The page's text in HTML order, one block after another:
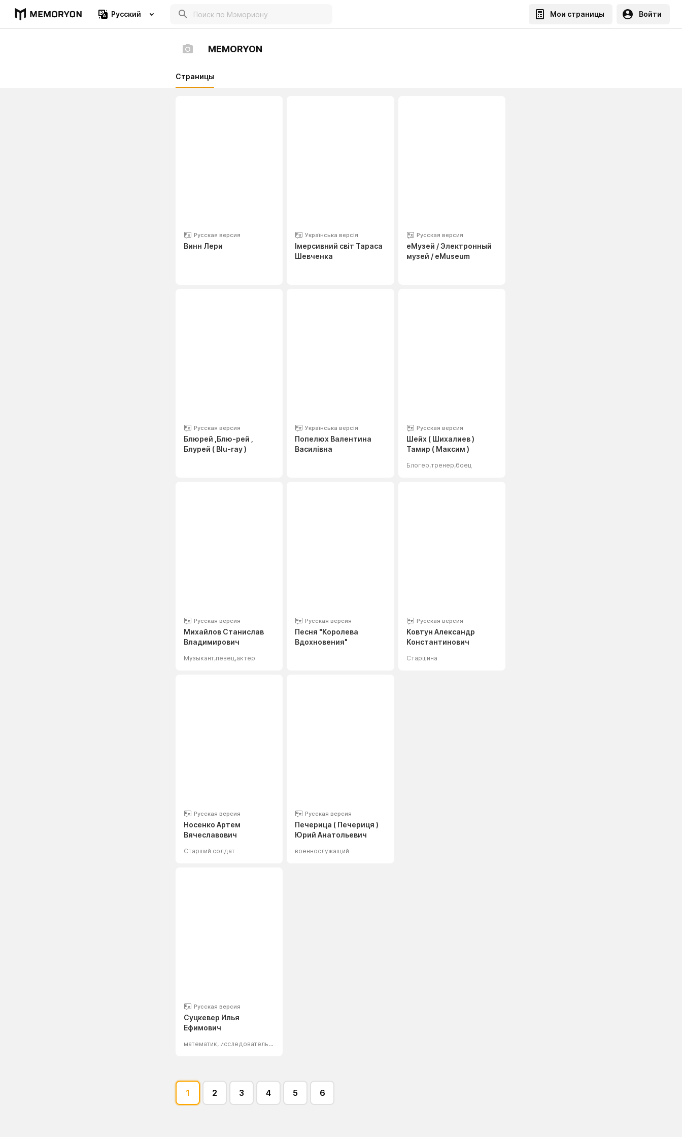
Русский Мои страницы Войти
MEMORYON
Страницы
Русская версия
Винн Лери
Українська версія
Імерсивний світ Тараса
Шевченка
Русская версия
eМузей / Электронный
музей / eMuseum
Русская версия
Блюрей ,Блю-рей ,
Блурей ( Blu-ray )
Українська версія
Попелюх Валентина
Василівна
Русская версия
Шейх ( Шихалиев )
Тамир ( Максим )
Блогер,тренер,боец
Русская версия
Михайлов Станислав
Владимирович
Музыкант,певец,актер
Русская версия
Песня "Королева
Вдохновения"
Русская версия
Ковтун Александр
Константинович
Старшина
Русская версия
Носенко Артем
Вячеславович
Старший солдат
Русская версия
Печерица ( Печериця )
Юрий Анатольевич
военнослужащий
Русская версия
Суцкевер Илья
Ефимович
математик, исследователь искусственного интеллекта
1 2 3 4 5 6